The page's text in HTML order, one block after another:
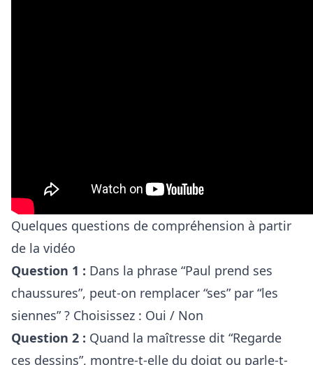
Quelques questions de compréhension à partir
de la vidéo
Question 1 : Dans la phrase “Paul prend ses
chaussures”, peut-on remplacer “ses” par “les
siennes” ? Choisissez : Oui / Non
Question 2 : Quand la maîtresse dit “Regarde
ces dessins”, montre-t-elle du doigt ou parle-t-